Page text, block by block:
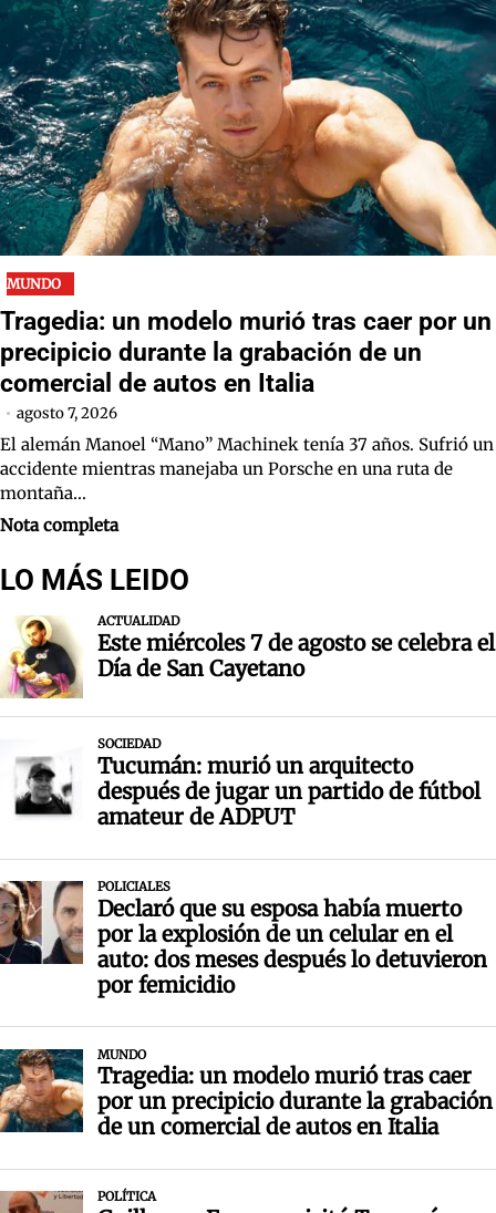
MUNDO
Tragedia: un modelo murió tras caer por un
precipicio durante la grabación de un
comercial de autos en Italia
agosto 7, 2026
El alemán Manoel “Mano” Machinek tenía 37 años. Sufrió un
accidente mientras manejaba un Porsche en una ruta de
montaña…
Nota completa
LO MÁS LEIDO